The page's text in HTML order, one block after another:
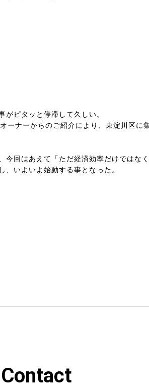
がピタッと停滞して久しい。
ーナーからのご紹介により、東淀川区に
今回はあえて「ただ経済効率だけではな
いよいよ始動する事となった。
Contact